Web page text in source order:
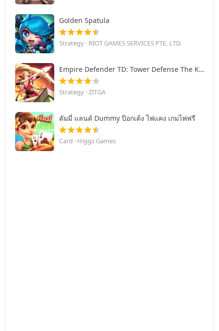
Golden Spatula
Strategy · RIOT GAMES SERVICES PTE. LTD.
Empire Defender TD: Tower Defense The Kingdom Rush
Strategy · ZITGA
ดัมมี่ แลนด์ Dummy ป๊อกเด้ง ไพ่แคง เกมไพ่ฟรี
Card · Higgs Games